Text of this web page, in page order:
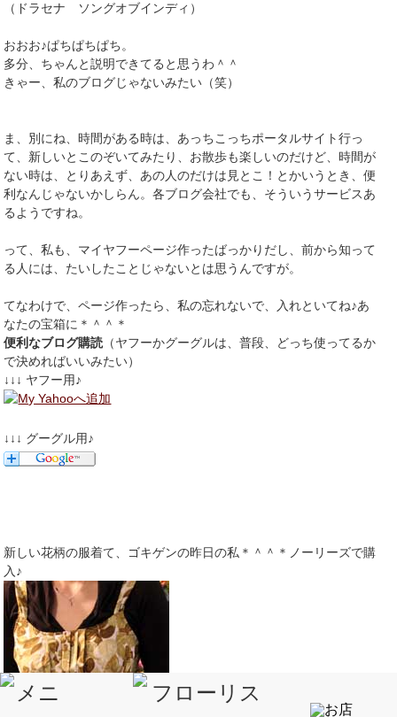
（ドラセナ ソングオブインディ）
おおお♪ぱちぱちぱち。
多分、ちゃんと説明できてると思うわ＾＾
きゃー、私のブログじゃないみたい（笑）
ま、別にね、時間がある時は、あっちこっちポータルサイト行っ
て、新しいとこのぞいてみたり、お散歩も楽しいのだけど、時間が
ない時は、とりあえず、あの人のだけは見とこ！とかいうとき、便
利なんじゃないかしらん。各ブログ会社でも、そういうサービスあ
るようですね。
って、私も、マイヤフーページ作ったばっかりだし、前から知って
る人には、たいしたことじゃないとは思うんですが。
てなわけで、ページ作ったら、私の忘れないで、入れといてね♪あ
なたの宝箱に＊＾＾＊
便利なブログ購読 （ヤフーかグーグルは、普段、どっち使ってるか
で決めればいいみたい）
↓↓↓ ヤフー用♪
↓↓↓ グーグル用♪
新しい花柄の服着て、ゴキゲンの昨日の私＊＾＾＊ノーリーズで購
入♪